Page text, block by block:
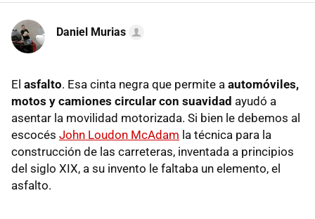
Daniel Murias
El asfalto. Esa cinta negra que permite a automóviles,
motos y camiones circular con suavidad ayudó a
asentar la movilidad motorizada. Si bien le debemos al
escocés John Loudon McAdam la técnica para la
construcción de las carreteras, inventada a principios
del siglo XIX, a su invento le faltaba un elemento, el
asfalto.